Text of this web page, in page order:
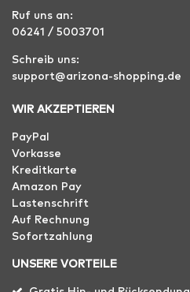
Ruf uns an:
06241 / 5003701
Schreib uns:
support@arizona-shopping.de
WIR AKZEPTIEREN
PayPal
Vorkasse
Kreditkarte
Amazon Pay
Lastenschrift
Auf Rechnung
Sofortzahlung
UNSERE VORTEILE